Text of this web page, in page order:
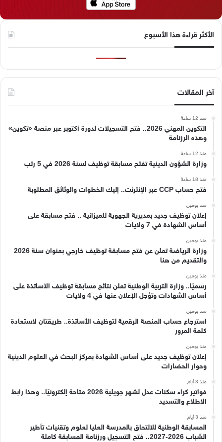
الأكثر قراءة هذا الأسبوع
آخر المقالات
منذ 12 ساعة
التكوين المهني 2026.. فتح التسجيلات لدورة أكتوبر عبر منصة «تكوين»
وهذه الرزنامة
منذ 12 ساعة
وزارة الشؤون الدينية تفتح مسابقة توظيف لسنة 2026 في 5 رتب
منذ 18 ساعة
فتح حساب CCP عبر الإنترنت.. إليك الخطوات والوثائق المطلوبة
منذ يومين
إعلان توظيف جديد بمديرية الجهوية للميزانية .. فتح مسابقة على
أساس الشهادة في 7 ولايات
منذ يومين
وزارة الرياضة تعلن عن فتح مسابقة توظيف خارجي بعنوان سنة 2026
والتقديم من هنا
منذ يومين
رسميًا.. وزارة التربية الوطنية تعلن نتائج مسابقة توظيف الأساتذة على
أساس الشهادات وتؤجل الإعلان عنها في 4 ولايات
منذ يومين
استرجاع حساب المنصة الرقمية لتوظيف الأساتذة.. طريقتان لاستعادة
كلمة المرور
منذ يومين
إعلان توظيف جديد على أساس الشهادة بمركز البحث في العلوم الدينية
وحوار الحضارات
منذ 3 أيام
فواتير كراء سكنات عدل لشهر جويلية 2026 متاحة إلكترونيًا.. وهذا رابط
الاطلاع والتسديد
منذ 3 أيام
المسابقة الوطنية للالتحاق بالمدرسة العليا لعلوم وتقنيات تأطير
الشباب 2026-2027.. فتح التسجيل ورزنامة المسابقة كاملة